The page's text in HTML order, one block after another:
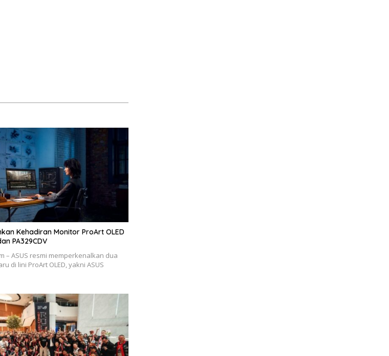
Kehadiran Monitor ProArt OLED
PA329CDV
– ASUS resmi memperkenalkan dua
di lini ProArt OLED, yakni ASUS